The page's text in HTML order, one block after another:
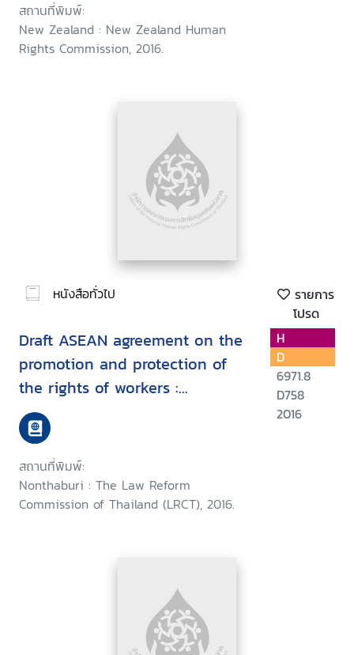
สถานที่พิมพ์:
New Zealand : New Zealand Human
Rights Commission, 2016.
หนังสือทั่วไป
รายการ
โปรด
Draft ASEAN agreement on the
promotion and protection of
the rights of workers :
enhancing the protection of
the rights of workers : one
ASEAN standard
สถานที่พิมพ์:
Nonthaburi : The Law Reform
Commission of Thailand (LRCT), 2016.
H
D
6971.8
D758
2016